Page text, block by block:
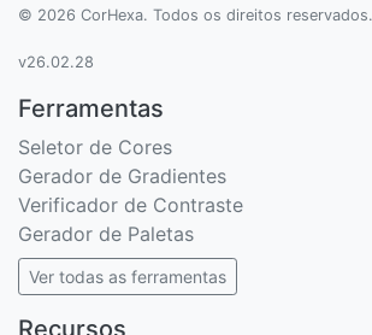
© 2026 CorHexa. Todos os direitos reservados.
v26.02.28
Ferramentas
Seletor de Cores
Gerador de Gradientes
Verificador de Contraste
Gerador de Paletas
Ver todas as ferramentas
Recursos